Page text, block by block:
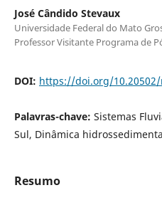
José Cândido Stevaux
Universidade Federal do Mato
Professor Visitante Programa de
DOI: https://doi.org/10.20502/
Palavras-chave: Sistemas
Sul, Dinâmica
Resumo